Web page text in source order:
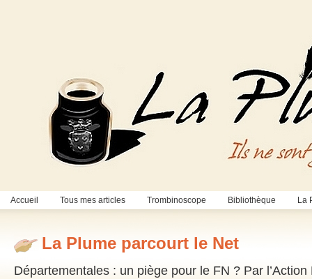
Accueil Tous mes articles Trombinoscope Bibliothèque La
La Plume parcourt le Net
Départementales : un piège pour le FN ? Par l’Action